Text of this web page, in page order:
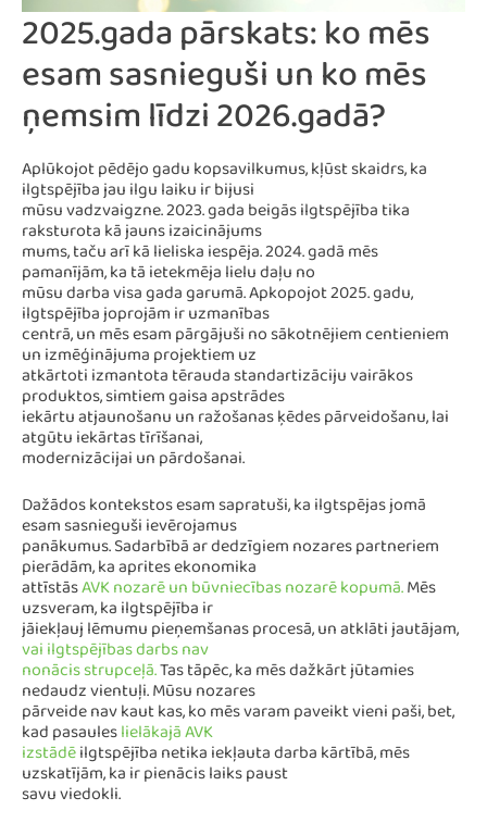
2025.gada pārskats: ko mēs
esam sasnieguši un ko mēs
ņemsim līdzi 2026.gadā?
Aplūkojot pēdējo gadu kopsavilkumus, kļūst skaidrs, ka
ilgtspējība jau ilgu laiku ir bijusi
mūsu vadzvaigzne. 2023. gada beigās ilgtspējība tika
raksturota kā jauns izaicinājums
mums, taču arī kā lieliska iespēja. 2024. gadā mēs
pamanījām, ka tā ietekmēja lielu daļu no
mūsu darba visa gada garumā. Apkopojot 2025. gadu,
ilgtspējība joprojām ir uzmanības
centrā, un mēs esam pārgājuši no sākotnējiem centieniem
un izmēģinājuma projektiem uz
atkārtoti izmantota tērauda standartizāciju vairākos
produktos, simtiem gaisa apstrādes
iekārtu atjaunošanu un ražošanas ķēdes pārveidošanu, lai
atgūtu iekārtas tīrīšanai,
modernizācijai un pārdošanai.
Dažādos kontekstos esam sapratuši, ka ilgtspējas jomā
esam sasnieguši ievērojamus
panākumus. Sadarbībā ar dedzīgiem nozares partneriem
pierādām, ka aprites ekonomika
attīstāsAVK nozarē un būvniecības nozarē kopumā.Mēs
uzsveram, ka ilgtspējība ir
jāiekļauj lēmumu pieņemšanas procesā, un atklāti jautājam,
vai ilgtspējības darbs nav
nonācis strupceļā.Tas tāpēc, ka mēs dažkārt jūtamies
nedaudz vientuļi. Mūsu nozares
pārveide nav kaut kas, ko mēs varam paveikt vieni paši, bet,
kad pasauleslielākajā AVK
izstādēilgtspējība netika iekļauta darba kārtībā, mēs
uzskatījām, ka ir pienācis laiks paust
savu viedokli.